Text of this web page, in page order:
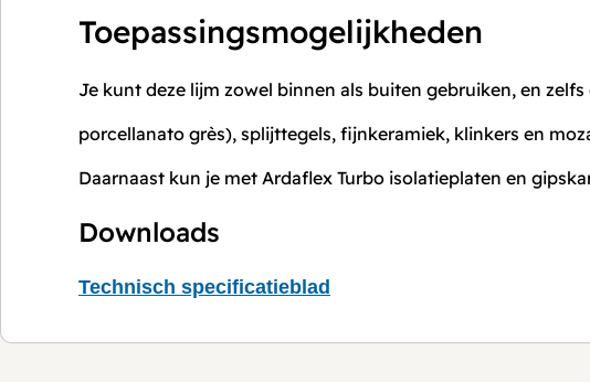
Toepassingsmogelijkheden
Je kunt deze lijm zowel binnen als buiten gebruiken, en
porcellanato grès), splijttegels, fijnkeramiek, klinkers en
Daarnaast kun je met Ardaflex Turbo isolatieplaten en
Downloads
Technisch specificatieblad